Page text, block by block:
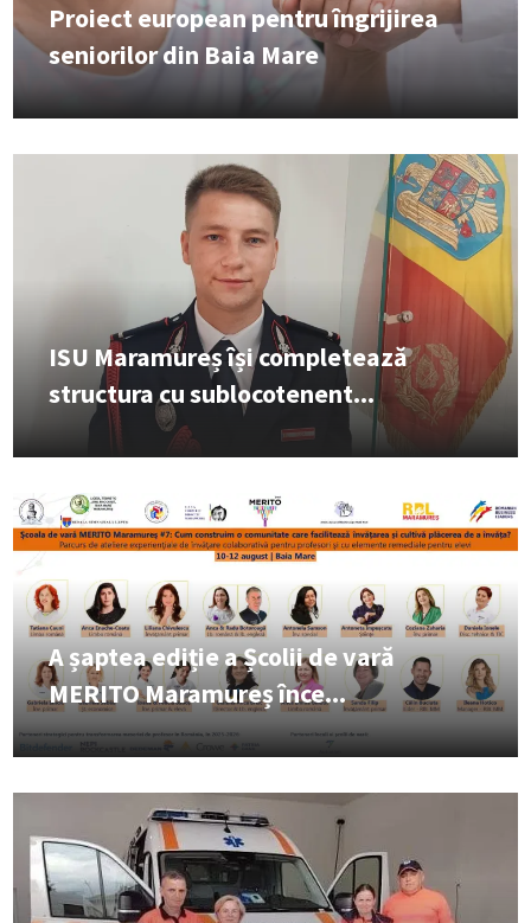
Proiect european pentru îngrijirea
seniorilor din Baia Mare
ISU Maramureș își completează
structura cu sublocotenent...
A șaptea ediție a Școlii de vară
MERITO Maramureș înce...